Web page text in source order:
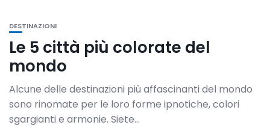
DESTINAZIONI
Le 5 città più colorate del
mondo
Alcune delle destinazioni più affascinanti del mondo
sono rinomate per le loro forme ipnotiche, colori
sgargianti e armonie. Siete...